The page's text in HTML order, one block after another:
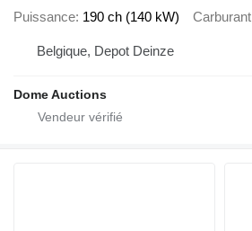
Puissance 190 ch (140 kW) Carburant
Belgique, Depot Deinze
Dome Auctions